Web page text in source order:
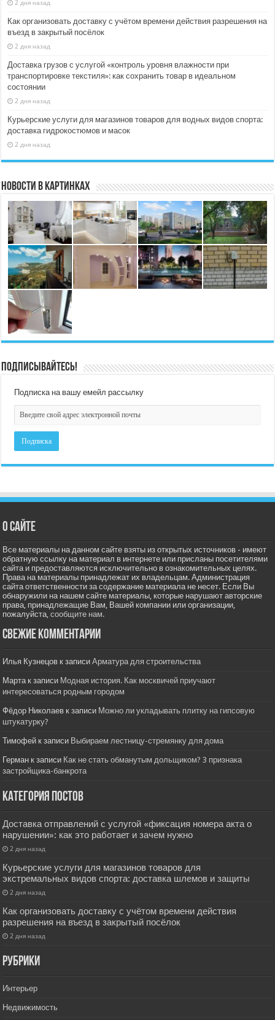
2 дня назад
Как организовать доставку с учётом времени действия разрешения на
въезд в закрытый посёлок
2 дня назад
Доставка грузов с услугой «контроль уровня влажности при
транспортировке текстиля»: как сохранить товар в идеальном
состоянии
2 дня назад
Курьерские услуги для магазинов товаров для водных видов спорта:
доставка гидрокостюмов и масок
2 дня назад
Новости в картинках
Подписывайтесь!
Подписка на вашу емейл рассылку
О сайте
Все материалы на данном сайте взяты из открытых источников - имеют
обратную ссылку на материал в интернете или присланы посетителями
сайта и предоставляются исключительно в ознакомительных целях.
Права на материалы принадлежат их владельцам. Администрация
сайта ответственности за содержание материала не несет. Если Вы
обнаружили на нашем сайте материалы, которые нарушают авторские
права, принадлежащие Вам, Вашей компании или организации,
пожалуйста,сообщите нам.
Свежие комментарии
Илья Кузнецов к записиАрматура для строительства
Мартак записи Модная история. Как москвичей приучают
интересоваться родным городом
Фёдор Николаев к записи Можно ли укладывать плитку на гипсовую
штукатурку?
Тимофей к записи Выбираем лестницу-стремянку для дома
Герман к записи Как не стать обманутым дольщиком? 3 признака
застройщика-банкрота
Категория постов
Доставка отправлений с услугой «фиксация номера акта о
нарушении»: как это работает и зачем нужно
2 дня назад
Курьерские услуги для магазинов товаров для
экстремальных видов спорта: доставка шлемов и защиты
2 дня назад
Как организовать доставку с учётом времени действия
разрешения на въезд в закрытый посёлок
2 дня назад
РУбрики
Интерьер
Недвижимость